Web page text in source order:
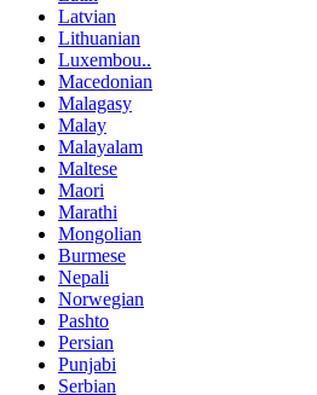
Latvian
Lithuanian
Luxembou..
Macedonian
Malagasy
Malay
Malayalam
Maltese
Maori
Marathi
Mongolian
Burmese
Nepali
Norwegian
Pashto
Persian
Punjabi
Serbian